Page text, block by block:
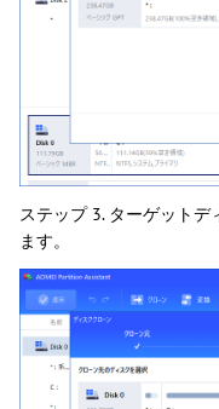
ステップ 3. ターゲット
ます。